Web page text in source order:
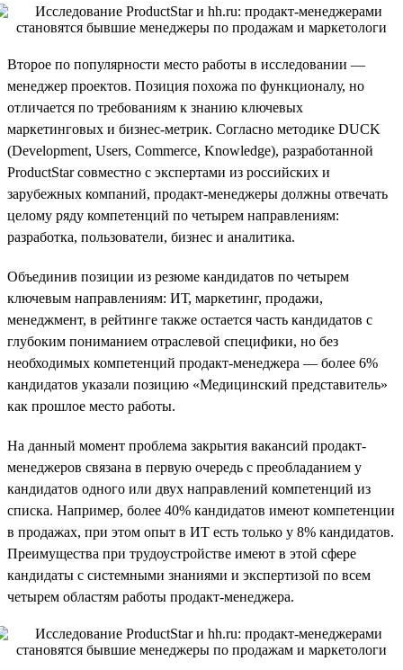
Второе по популярности место работы в исследовании —
менеджер проектов. Позиция похожа по функционалу, но
отличается по требованиям к знанию ключевых
маркетинговых и бизнес-метрик. Согласно методике DUCK
(Development, Users, Commerce, Knowledge), разработанной
ProductStar совместно с экспертами из российских и
зарубежных компаний, продакт-менеджеры должны отвечать
целому ряду компетенций по четырем направлениям:
разработка, пользователи, бизнес и аналитика.
Объединив позиции из резюме кандидатов по четырем
ключевым направлениям: ИТ, маркетинг, продажи,
менеджмент, в рейтинге также остается часть кандидатов с
глубоким пониманием отраслевой специфики, но без
необходимых компетенций продакт-менеджера — более 6%
кандидатов указали позицию «Медицинский представитель»
как прошлое место работы.
На данный момент проблема закрытия вакансий продакт-
менеджеров связана в первую очередь с преобладанием у
кандидатов одного или двух направлений компетенций из
списка. Например, более 40% кандидатов имеют компетенции
в продажах, при этом опыт в ИТ есть только у 8% кандидатов.
Преимущества при трудоустройстве имеют в этой сфере
кандидаты с системными знаниями и экспертизой по всем
четырем областям работы продакт-менеджера.